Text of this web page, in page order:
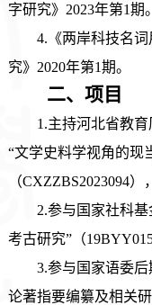
字研究》2023年第1期
4.《两岸科技名
究》2020年第1期。
二、 项目
1.主持河北省教育
“文学史料学视角的现
（CXZZBS2023094），
2.参与 国家社科基
考古研究”（19BYY015
3.参与 国家语委
论著指要编纂及相关